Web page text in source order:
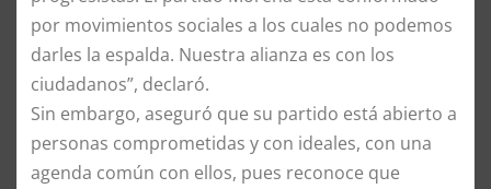
por movimientos sociales a los cuales no podemos
darles la espalda. Nuestra alianza es con los
ciudadanos”, declaró.
Sin embargo, aseguró que su partido está abierto a
personas comprometidas y con ideales, con una
agenda común con ellos, pues reconoce que